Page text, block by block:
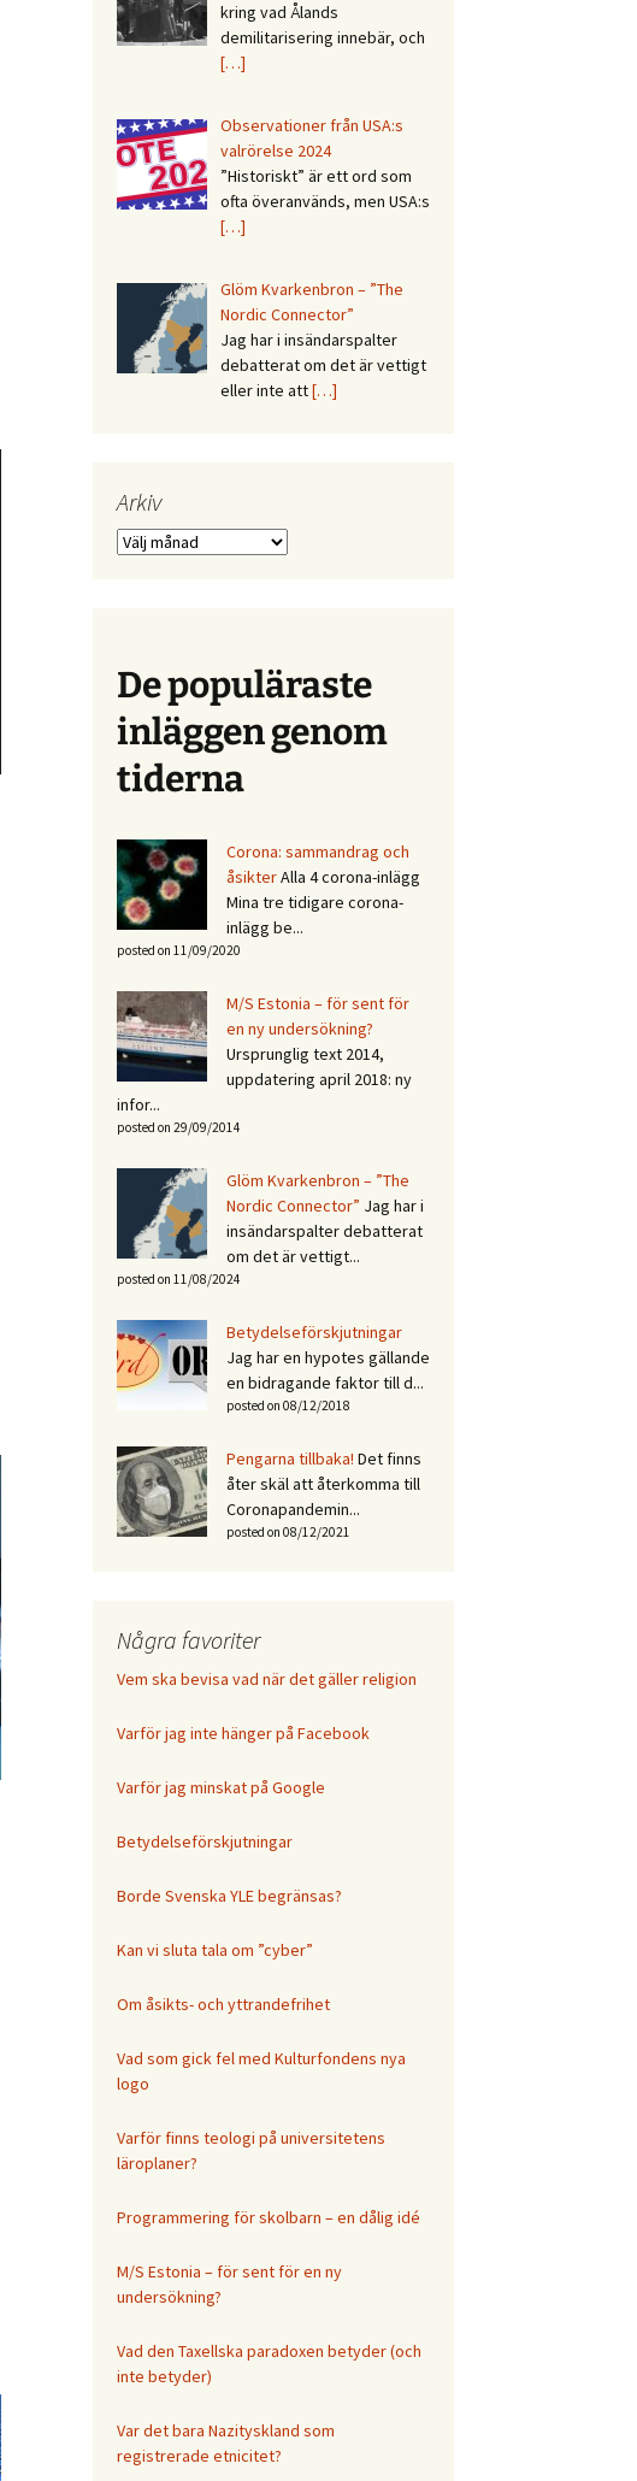
kring vad Ålands
demilitarisering innebär, och
[…]
Observationer från USA:s
valrörelse 2024
”Historiskt” är ett ord som
ofta överanvänds, men USA:s
[…]
Glöm Kvarkenbron – ”The
Nordic Connector”
Jag har i insändarspalter
debatterat om det är vettigt
eller inte att[…]
Arkiv
Arkiv
De populäraste
inläggen genom
tiderna
Corona: sammandrag och
åsikterAlla 4 corona-inlägg
Mina tre tidigare corona-
inlägg be...
posted on 11/09/2020
M/S Estonia – för sent för
en ny undersökning?
Ursprunglig text 2014,
uppdatering april 2018: ny
infor...
posted on 29/09/2014
Glöm Kvarkenbron – ”The
Nordic Connector” Jag har i
insändarspalter debatterat
om det är vettigt...
posted on 11/08/2024
Betydelseförskjutningar
Jag har en hypotes gällande
en bidragande faktor till d...
posted on 08/12/2018
Pengarna tillbaka! Det finns
åter skäl att återkomma till
Coronapandemin...
posted on 08/12/2021
Några favoriter
Vem ska bevisa vad när det gäller religion
Varför jag inte hänger på Facebook
Varför jag minskat på Google
Betydelseförskjutningar
Borde Svenska YLE begränsas?
Kan vi sluta tala om ”cyber”
Om åsikts- och yttrandefrihet
Vad som gick fel med Kulturfondens nya
logo
Varför finns teologi på universitetens
läroplaner?
Programmering för skolbarn – en dålig idé
M/S Estonia – för sent för en ny
undersökning?
Vad den Taxellska paradoxen betyder (och
inte betyder)
Var det bara Nazityskland som
registrerade etnicitet?